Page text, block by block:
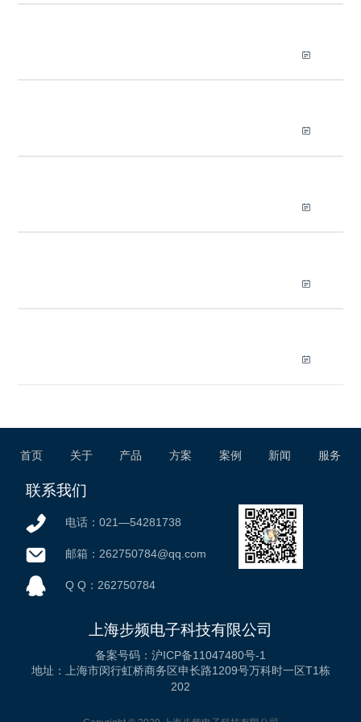
首页 关于 产品 方案 案例 新闻 服务
联系我们
电话：021—54281738
邮箱：262750784@qq.com
Q Q：262750784
上海步频电子科技有限公司
备案号码：沪ICP备11047480号-1
地址：上海市闵行虹桥商务区申长路1209号万科时一区T1栋
202